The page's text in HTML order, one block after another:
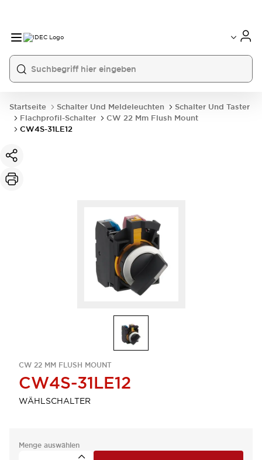
Startseite Schalter Und Meldeleuchten
Schalter Und Taster
Flachprofil-Schalter
CW 22 Mm Flush Mount
CW4S-31LE12
CW 22 MM FLUSH MOUNT
CW4S-31LE12
WÄHLSCHALTER
Menge auswählen